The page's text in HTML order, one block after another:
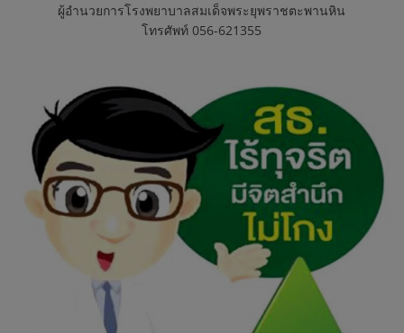
ผู้อำนวยการโรงพยาบาลสมเด็จพระยุพราชตะพานหิน
โทรศัพท์ 056-621355